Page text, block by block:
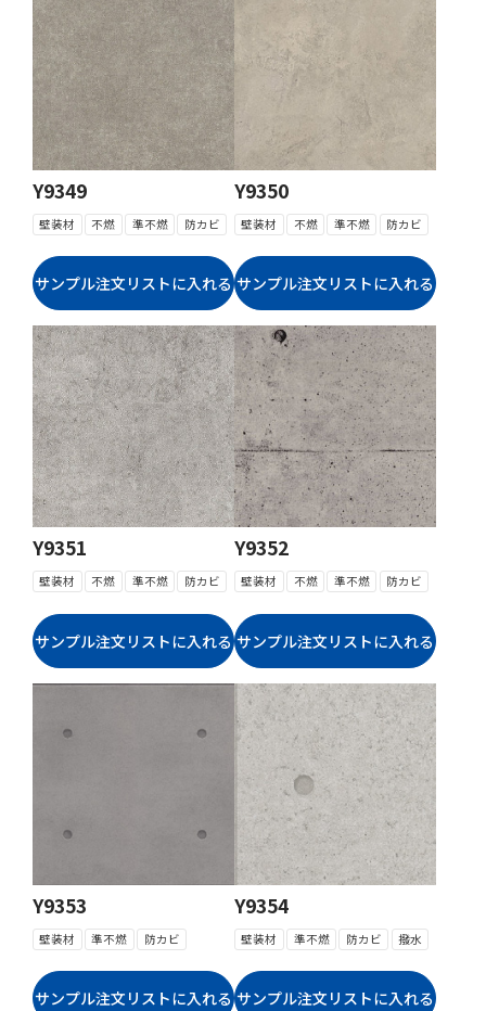
Y9349
壁装材 不燃 準不燃 防カビ
Y9350
壁装材 不燃 準不燃 防カビ
Y9351
壁装材 不燃 準不燃 防カビ
Y9352
壁装材 不燃 準不燃 防カビ
Y9353
壁装材 準不燃 防カビ
Y9354
壁装材 準不燃 防カビ 撥水